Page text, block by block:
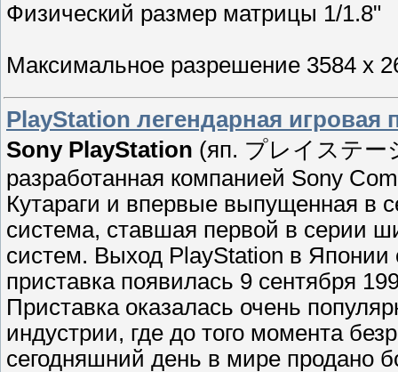
Физический размер матрицы 1/1.8"
Максимальное разрешение 3584 x
PlayStation легендарная игровая
Sony PlayStation (яп. プレイステー
разработанная компанией Sony
Кутараги и впервые выпущенная в
система, ставшая первой в серии
систем. Выход PlayStation в
приставка появилась 9 сентября
Приставка оказалась очень
индустрии, где до того момента
сегодняшний день в мире продано